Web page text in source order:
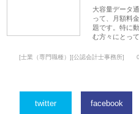
大容量データ
って、月額料
題です。特に
む方々にとっ
[士業（専門職種）][公認会計士事務所]
twitter facebook